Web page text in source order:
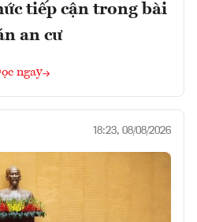
tiếp cận trong bài
an cư
ngay
18:23, 08/08/2026